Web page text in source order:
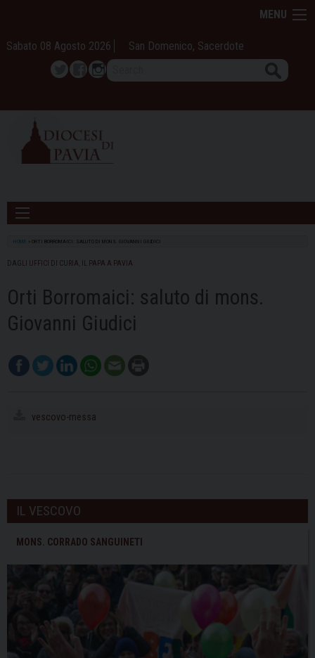
content
MENU
Sabato 08 Agosto 2026 San Domenico, Sacerdote
TwitterFacebook
Instagram
HOME ORTI BORROMAICI: SALUTO DI MONS. GIOVANNI GIUDICI
DAGLI UFFICI DI CURIA IL PAPA A PAVIA
Orti Borromaici: saluto di mons.
Giovanni Giudici
vescovo-messa
IL VESCOVO
MONS. CORRADO SANGUINETI